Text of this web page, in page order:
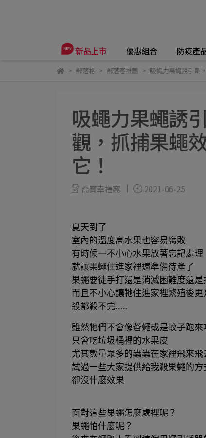
新品上市 優惠組合 防疫產
部落格 部落客推薦 吸蠅力果蠅誘引劑
吸蠅力果蠅誘
觀，抓捕果蠅
它！
喬寶幸福窩 2021-06-25
夏天到了
室內的溫度高水果也容易腐敗
有時候一不小心水果放著忘記處理
就讓果蠅住進家裡還準備待產了
果蠅要徒手打還是消滅困難度還是
而且不小心讓牠住進家裡繁殖後更
殺都殺不完.....
雖然牠們不會像蒼蠅或是蚊子跑
只會吃垃圾桶裡的水果皮
尤其數量眾多的蟲蟲在家裡飛來飛
試過一些大家提供給我殺果蠅的方
卻沒什麼效果
面對這些果蠅怎麼處裡呢？
果蠅怕什麼呢？